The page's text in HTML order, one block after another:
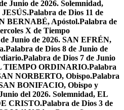
Junio de 2026. Solemnidad,
Palabra de Dios 11 de
BERNABÉ, Apóstol.Palabra de
X de Tiempo
Junio de 2026. SAN EFRÉN,
Palabra de Dios 8 de Junio de
Palabra de Dios 7 de Junio
TIEMPO ORDINARIO.Palabra
NORBERTO, Obispo.Palabra
BONIFACIO, Obispo y
del 2026. Solemnidad, EL
CRISTO.Palabra de Dios 3 de